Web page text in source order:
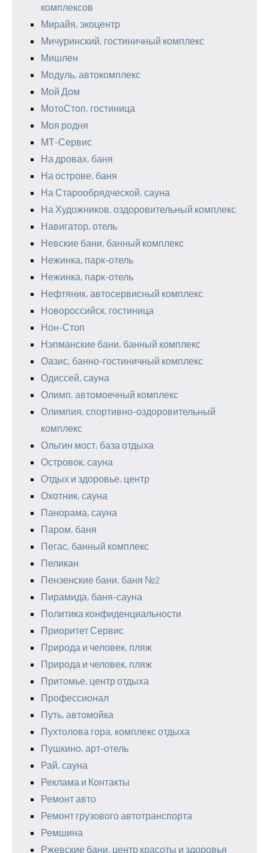
комплексов
Мирайя, экоцентр
Мичуринский, гостиничный комплекс
Мишлен
Модуль, автокомплекс
Мой Дом
МотоСтоп, гостиница
Моя родня
МТ-Сервис
На дровах, баня
На острове, баня
На Старообрядческой, сауна
На Художников, оздоровительный комплекс
Навигатор, отель
Невские бани, банный комплекс
Нежинка, парк-отель
Нежинка, парк-отель
Нефтяник, автосервисный комплекс
Новороссийск, гостиница
Нон-Стоп
Нэпманские бани, банный комплекс
Оазис, банно-гостиничный комплекс
Одиссей, сауна
Олимп, автомоечный комплекс
Олимпия, спортивно-оздоровительный
комплекс
Ольгин мост, база отдыха
Островок, сауна
Отдых и здоровье, центр
Охотник, сауна
Панорама, сауна
Паром, баня
Пегас, банный комплекс
Пеликан
Пензенские бани, баня №2
Пирамида, баня-сауна
Политика конфиденциальности
Приоритет Сервис
Природа и человек, пляж
Природа и человек, пляж
Притомье, центр отдыха
Профессионал
Путь, автомойка
Пухтолова гора, комплекс отдыха
Пушкино, арт-отель
Рай, сауна
Реклама и Контакты
Ремонт авто
Ремонт грузового автотранспорта
Ремшина
Ржевские бани, центр красоты и здоровья